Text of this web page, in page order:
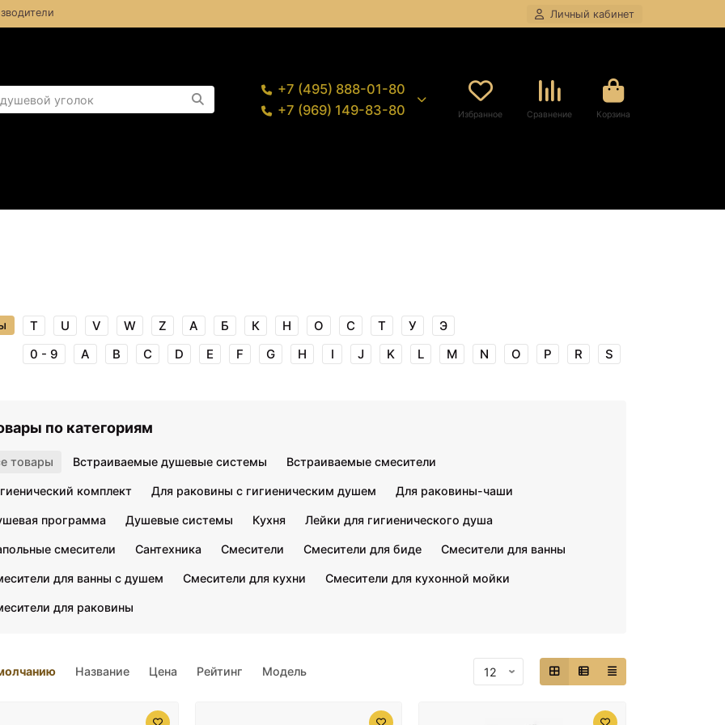
Личный кабинет
+7 (495) 888-01-80
+7 (969) 149-83-80
Избранное Сравнение Корзина
0 - 9 A B C D E F G H I J K L M N O P R S
T U V W Z А Б К Н О С Т У Э
по категориям
товары Встраиваемые душевые системы Встраиваемые смесители
комплект Для раковины с гигиеническим душем Для раковины-чаши
программа Душевые системы Кухня Лейки для гигиенического душа
смесители Сантехника Смесители Смесители для биде Смесители для ванны
для ванны с душем Смесители для кухни Смесители для кухонной мойки
для раковины
Название Цена Рейтинг Модель